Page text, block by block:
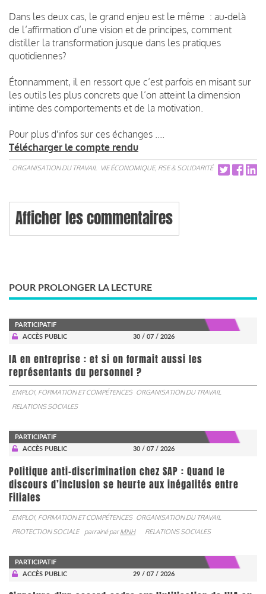
Dans les deux cas, le grand enjeu est le même : au-delà
de l’affirmation d’une vision et de principes, comment
distiller la transformation jusque dans les pratiques
quotidiennes?
Étonnamment, il en ressort que c’est parfois en misant sur
les outils les plus concrets que l’on atteint la dimension
intime des comportements et de la motivation.
Pour plus d'infos sur ces échanges ....
Télécharger le compte rendu
ORGANISATION DU TRAVAIL VIE ÉCONOMIQUE, RSE & SOLIDARITÉ
Afficher les commentaires
POUR PROLONGER LA LECTURE
PARTICIPATIF
ACCÈS PUBLIC
30 / 07 / 2026
IA en entreprise : et si on formait aussi les
représentants du personnel ?
EMPLOI, FORMATION ET COMPÉTENCES ORGANISATION DU TRAVAIL
RELATIONS SOCIALES
PARTICIPATIF
ACCÈS PUBLIC
30 / 07 / 2026
Politique anti-discrimination chez SAP : Quand le
discours d’inclusion se heurte aux inégalités entre
Filiales
EMPLOI, FORMATION ET COMPÉTENCES ORGANISATION DU TRAVAIL
PROTECTION SOCIALE
parrainé parMNH RELATIONS SOCIALES
PARTICIPATIF
ACCÈS PUBLIC
29 / 07 / 2026